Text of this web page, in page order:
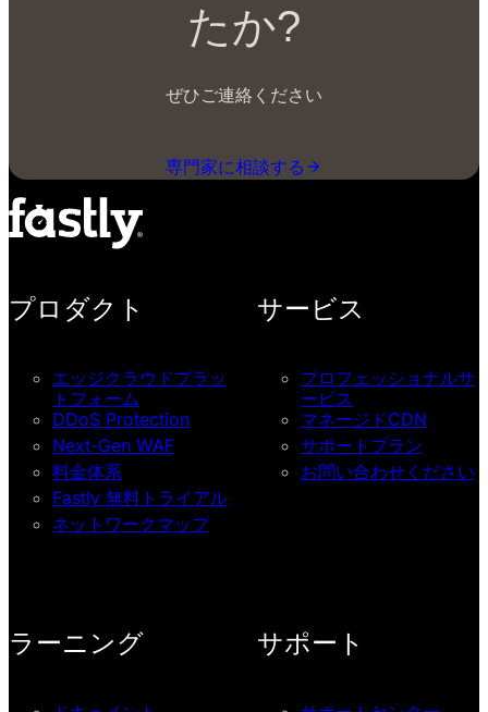
たか?
ぜひご連絡ください
専門家に相談する
プロダクト
エッジクラウドプラッ
トフォーム
DDoS Protection
Next-Gen WAF
料金体系
Fastly 無料トライアル
ネットワークマップ
サービス
プロフェッショナルサ
ービス
マネージドCDN
サポートプラン
お問い合わせください
ラーニング サポート